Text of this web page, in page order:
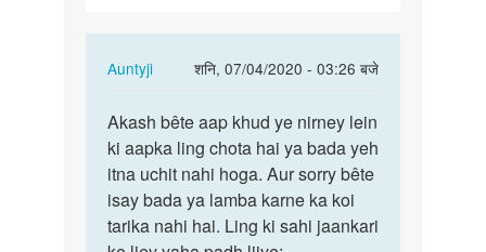
Auntyji
शनि, 07/04/2020 - 03:26 बजे
In
to
Mam
Mera
ling
bht
Akash
bête
aap
khud
ye…
Akash bête aap khud ye nirney lein
ki aapka ling chota hai ya bada yeh
itna uchit nahi hoga. Aur sorry bête
isay bada ya lamba karne ka koi
tarika nahi hai. Ling ki sahi jaankari